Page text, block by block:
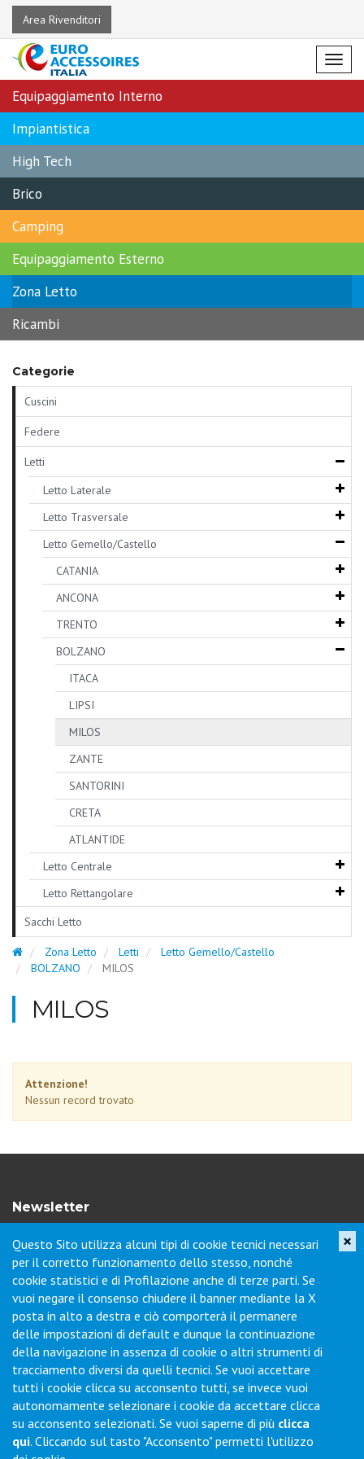
Area Rivenditori
Menu
Equipaggiamento Interno
Impiantistica
High Tech
Brico
Camping
Equipaggiamento Esterno
Zona Letto
Ricambi
Categorie
Cuscini
Federe
Letti
Letto Laterale
Letto Trasversale
Letto Gemello/Castello
CATANIA
ANCONA
TRENTO
BOLZANO
ITACA
LIPSI
MILOS
ZANTE
SANTORINI
CRETA
ATLANTIDE
Letto Centrale
Letto Rettangolare
Sacchi Letto
Zona Letto Letti
Letto Gemello/Castello
BOLZANO
MILOS
MILOS
Attenzione!
Nessun record trovato
Newsletter
Iscriviti per ricevere novità di prodotto, servizi, porte aperte e
offerte dei nostri punti vendita.
Contatti
Via Collodi, 1 - Loc. Chiano - 50028 Barberino Tavarnelle (FI) -
Italy
Tel.+39 0577-6501Fax+39 0577-650216
Commenti / Richieste
Questo Sito utilizza alcuni tipi di cookie tecnici necessari
per il corretto funzionamento dello stesso, nonché
cookie statistici e di Profilazione anche di terze parti. Se
vuoi negare il consenso chiudere il banner mediante la X
posta in alto a destra e ciò comporterà il permanere
delle impostazioni di default e dunque la continuazione
della navigazione in assenza di cookie o altri strumenti di
tracciamento diversi da quelli tecnici. Se vuoi accettare
tutti i cookie clicca su acconsento tutti, se invece vuoi
autonomamente selezionare i cookie da accettare clicca
su acconsento selezionati. Se vuoi saperne di più clicca
qui. Cliccando sul tasto "Acconsento" permetti l'utilizzo
×